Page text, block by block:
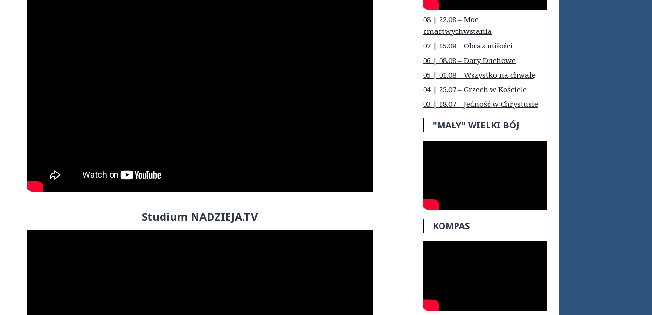
Studium NADZIEJA.TV
08 | 22.08 – Moc
zmartwychwstania
07 | 15.08 – Obraz miłości
06 | 08.08 – Dary Duchowe
05 | 01.08 – Wszystko na chwałę
04 | 25.07 – Grzech w Kościele
03 | 18.07 – Jedność w Chrystusie
"MAŁY" WIELKI BÓJ
KOMPAS